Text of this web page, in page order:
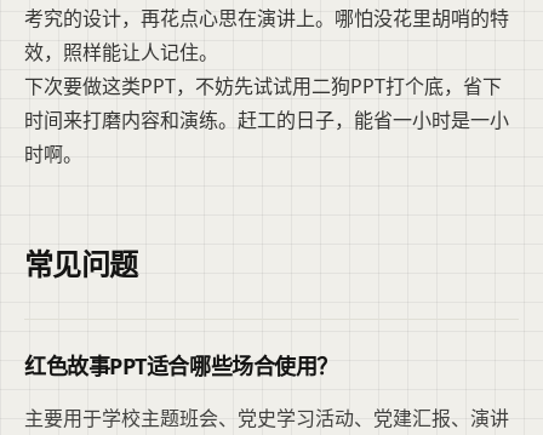
考究的设计，再花点心思在演讲上。哪怕没花里胡哨的特
效，照样能让人记住。
下次要做这类PPT，不妨先试试用二狗PPT打个底，省下
时间来打磨内容和演练。赶工的日子，能省一小时是一小
时啊。
常见问题
红色故事PPT适合哪些场合使用？
主要用于学校主题班会、党史学习活动、党建汇报、演讲